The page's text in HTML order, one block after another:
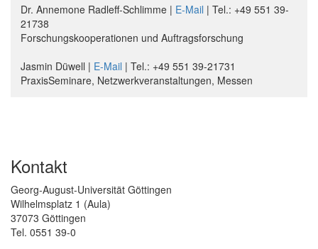
Dr. Annemone Radleff-Schlimme | E-Mail | Tel.: +49 551 39-
21738
Forschungskooperationen und Auftragsforschung
Jasmin Düwell | E-Mail | Tel.: +49 551 39-21731
PraxisSeminare, Netzwerkveranstaltungen, Messen
Kontakt
Georg-August-Universität Göttingen
Wilhelmsplatz 1 (Aula)
37073 Göttingen
Tel. 0551 39-0